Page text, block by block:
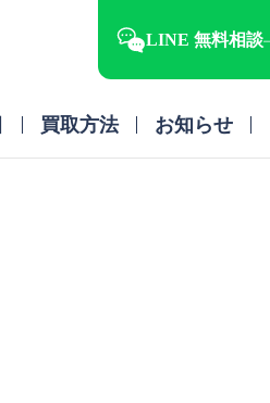
LINE 無料相談
買取方法 お知らせ